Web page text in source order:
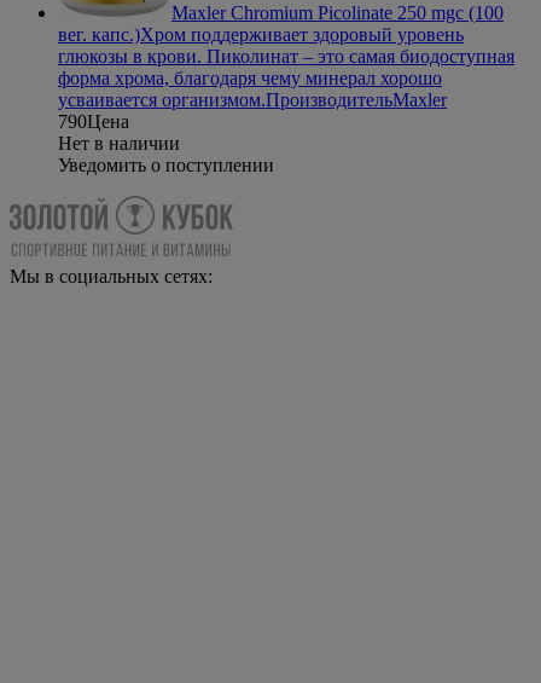
Maxler Chromium Picolinate 250 mgc (100
вег. капс.)Хром поддерживает здоровый уровень
глюкозы в крови. Пиколинат – это самая биодоступная
форма хрома, благодаря чему минерал хорошо
усваивается организмом.ПроизводительMaxler
790Цена
Нет в наличии
Уведомить о поступлении
Мы в социальных сетях: